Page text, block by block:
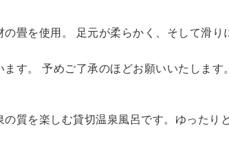
畳を使用。 足元が柔らかく、そして滑り
す。 予めご了承のほどお願いいたします。
質を楽しむ貸切温泉風呂です。ゆったり